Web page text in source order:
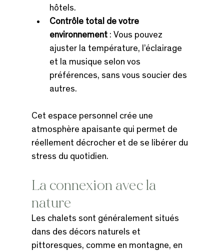
hôtels.
Contrôle total de votre
environnement : Vous pouvez
ajuster la température, l’éclairage
et la musique selon vos
préférences, sans vous soucier des
autres.
Cet espace personnel crée une
atmosphère apaisante qui permet de
réellement décrocher et de se libérer du
stress du quotidien.
La connexion avec la
nature
Les chalets sont généralement situés
dans des décors naturels et
pittoresques, comme en montagne, en